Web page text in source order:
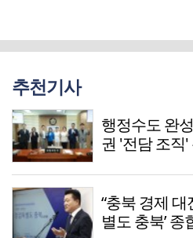
추천기사
행정수도 완
권 '전담 조직
“충북 경제 대
별도 충북’